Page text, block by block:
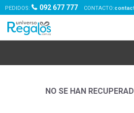
PEDIDOS: 092 677 777
NO SE HAN